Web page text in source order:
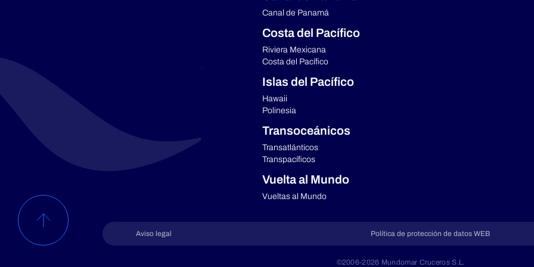
Canal de Panamá
Costa del Pacífico
Riviera Mexicana
Costa del Pacífico
Islas del Pacífico
Hawaii
Polinesia
Transoceánicos
Transatlánticos
Transpacíficos
Vuelta al Mundo
Vueltas al Mundo
Aviso legal Política de protección de datos WEB
©2006-2026 Mundomar Cruceros S.L.